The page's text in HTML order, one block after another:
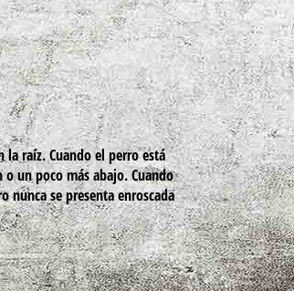
raíz. Cuando el perro está
un poco más abajo. Cuando
nunca se presenta enroscada